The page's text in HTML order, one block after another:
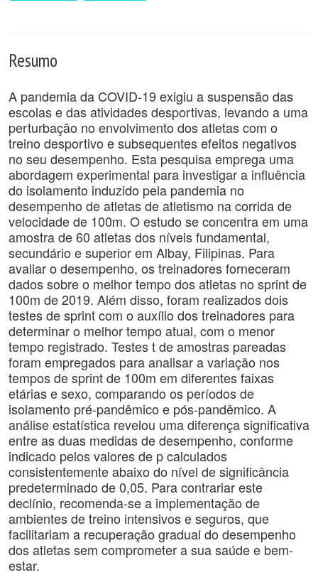
Resumo
A pandemia da COVID-19 exigiu a suspensão das
escolas e das atividades desportivas, levando a uma
perturbação no envolvimento dos atletas com o
treino desportivo e subsequentes efeitos negativos
no seu desempenho. Esta pesquisa emprega uma
abordagem experimental para investigar a influência
do isolamento induzido pela pandemia no
desempenho de atletas de atletismo na corrida de
velocidade de 100m. O estudo se concentra em uma
amostra de 60 atletas dos níveis fundamental,
secundário e superior em Albay, Filipinas. Para
avaliar o desempenho, os treinadores forneceram
dados sobre o melhor tempo dos atletas no sprint de
100m de 2019. Além disso, foram realizados dois
testes de sprint com o auxílio dos treinadores para
determinar o melhor tempo atual, com o menor
tempo registrado. Testes t de amostras pareadas
foram empregados para analisar a variação nos
tempos de sprint de 100m em diferentes faixas
etárias e sexo, comparando os períodos de
isolamento pré-pandêmico e pós-pandêmico. A
análise estatística revelou uma diferença significativa
entre as duas medidas de desempenho, conforme
indicado pelos valores de p calculados
consistentemente abaixo do nível de significância
predeterminado de 0,05. Para contrariar este
declínio, recomenda-se a implementação de
ambientes de treino intensivos e seguros, que
facilitariam a recuperação gradual do desempenho
dos atletas sem comprometer a sua saúde e bem-
estar.